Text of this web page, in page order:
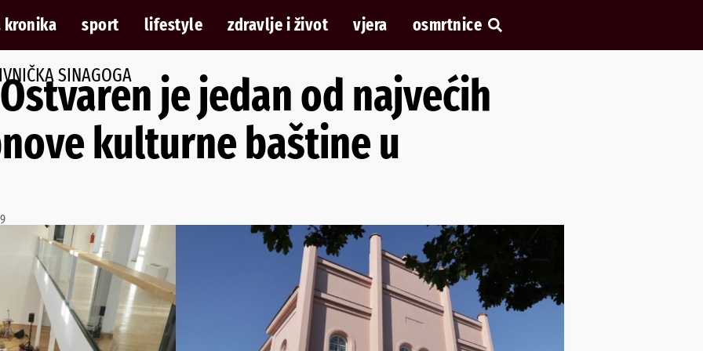
kronika sport lifestyle zdravlje i život vjera osmrtnice
SINAGOGA
Ostvaren je jedan od najvećih
kulturne baštine u